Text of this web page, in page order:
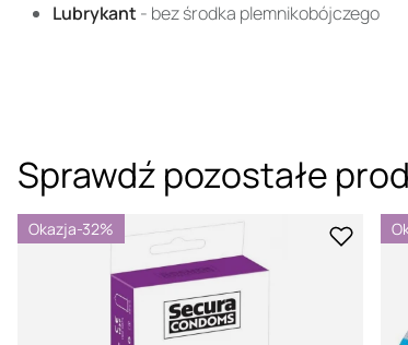
Lubrykant - bez środka plemnikobójczego
Sprawdź pozostałe
Okazja-32%